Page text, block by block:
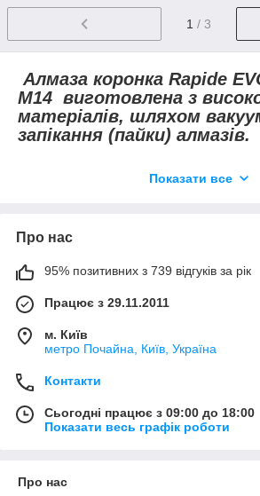
1 / 3
Алмаза коронка Rapide
M14 виготовлена з
матеріалів, шляхом
запікання (пайки) алмазів.
тільки для свердління за
Переваги:
Висока швидкість
Для сухого свердління на
обертах
Для всіх видів керамічної
керамограніта,
штучних каменів
Висота алмазного шару -
Високий ресурс
завдяки пайці алмазів під
високій якості самих
1. перед початком
Показати все
Про нас
95% позитивних з 739 відгуків за рік
Працює з 29.11.2011
м. Київ
метро Почайна, Київ, Україна
Контакти
Сьогодні працює з 09:00 до 18:00
Показати весь графік роботи
Про нас